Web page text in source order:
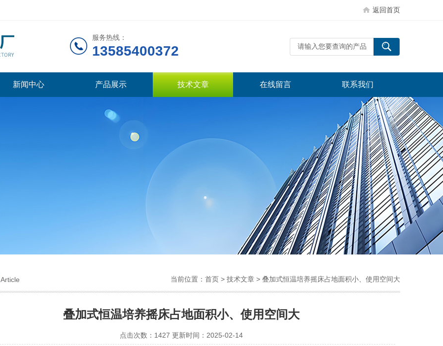
返回首页
服务热线：
13585400372
新闻中心 产品展示 技术文章 在线留言 联系我们
Article 当前位置： 首页 > 技术文章 > 叠加式恒温培养摇床占地面积小、使用空间大
叠加式恒温培养摇床占地面积小、使用空间大
点击次数：1427 更新时间：2025-02-14